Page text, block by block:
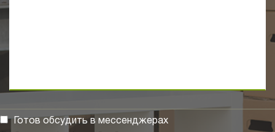
Готов обсудить в мессенджерах